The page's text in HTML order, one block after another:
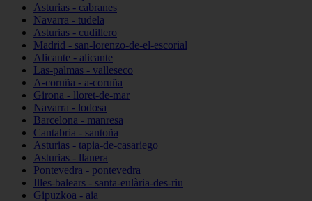
Asturias - cabranes
Navarra - tudela
Asturias - cudillero
Madrid - san-lorenzo-de-el-escorial
Alicante - alicante
Las-palmas - valleseco
A-coruña - a-coruña
Girona - lloret-de-mar
Navarra - lodosa
Barcelona - manresa
Cantabria - santoña
Asturias - tapia-de-casariego
Asturias - llanera
Pontevedra - pontevedra
Illes-balears - santa-eulària-des-riu
Gipuzkoa - aia